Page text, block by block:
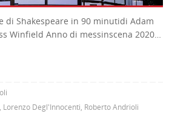
di Shakespeare in 90 minutidi Adam
Winfield Anno di messinscena 2020…
, Lorenzo Degl'Innocenti, Roberto Andrioli